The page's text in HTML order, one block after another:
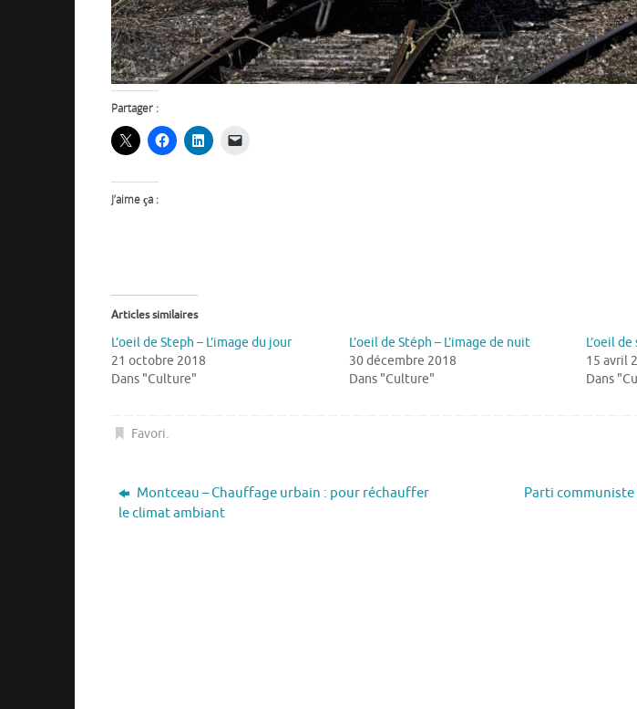
Partager :
J’aime ça :
Articles similaires
L’oeil de Steph – L’image du jour
21 octobre 2018
Dans "Culture"
L’oeil de Stéph – L’image de nuit
30 décembre 2018
Dans "Culture"
L’oeil
15 avril
Dans
Favori.
Montceau – Chauffage urbain : pour réchauffer
le climat ambiant
Parti